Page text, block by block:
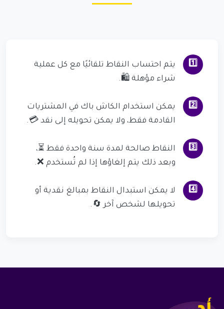
1️⃣
يتم احتساب النقاط تلقائيًا مع كل عملية
شراء مؤهلة 🛍️.
2️⃣
يمكن استخدام الكاش باك في المشتريات
القادمة فقط، ولا يمكن تحويله إلى نقد 💳.
3️⃣
النقاط صالحة لمدة سنة واحدة فقط ⏳،
وبعد ذلك يتم إلغاؤها إذا لم تُستخدم ❌.
4️⃣
لا يمكن استبدال النقاط بمبالغ نقدية أو
تحويلها لشخص آخر 🔄.